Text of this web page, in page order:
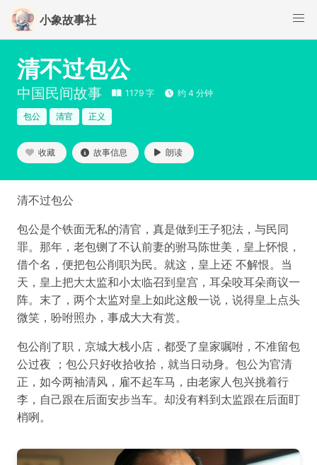
小象故事社
清不过包公
中国民间故事 1179 字 约 4 分钟
包公 清官 正义
收藏 故事信息 朗读
清不过包公
包公是个铁面无私的清官，真是做到王子犯法，与民同
罪。那年，老包铡了不认前妻的驸马陈世美，皇上怀恨，
借个名，便把包公削职为民。就这，皇上还 不解恨。当
天，皇上把大太监和小太临召到皇宫，耳朵咬耳朵商议一
阵。末了，两个太监对皇上如此这般一说，说得皇上点头
微笑，吩咐照办，事成大大有赏。
包公削了职，京城大栈小店，都受了皇家嘱咐，不准留包
公过夜 ；包公只好收拾收拾，就当日动身。包公为官清
正，如今两袖清风，雇不起车马，由老家人包兴挑着行
李，自己跟在后面安步当车。却没有料到太监跟在后面盯
梢咧。